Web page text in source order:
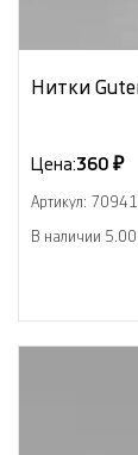
Нитки
Цена:360 ₽
Артикул:
В наличии